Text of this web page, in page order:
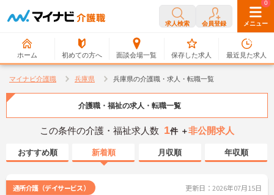
求人検索 会員登録 メニュー
ホーム 初めての方へ 面談会場一覧
0
保存した求人
0
最近見た求人
マイナビ介護職 兵庫県 兵庫県の介護職・求人・転職一覧
介護職・福祉の求人・転職一覧
この条件の介護・福祉求人数 1件 ＋非公開求人
おすすめ順 新着順 月収順 年収順
通所介護（デイサービス） 更新日：2026年07月15日